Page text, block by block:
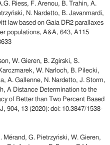
Riess, F. Arenou, B. Trahin, A.
N. Nardetto, B. Javanmardi,
law based on Gaia DR2 parallaxes
populations, A&A, 643, A115
W. Gieren, B. Zgirski, S.
W. Narloch, B. Pilecki,
A. Gallenne, N. Nardetto, J. Storm,
A Distance Determination to the
of Better than Two Percent Based
904, 13 (2020): doi: 10.3847/1538-
G. Pietrzyński, W. Gieren,